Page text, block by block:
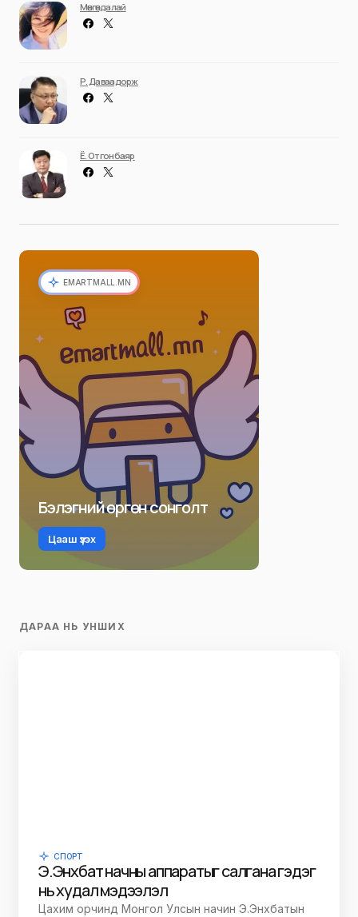
Мөнгөндалай
Р. Даваадорж
Ё. Отгонбаяр
EMARTMALL.MN
Бэлэгний өргөн сонголт
Цааш үзэх
ДАРАА НЬ УНШИХ
СПОРТ
Э.Энхбат начны аппаратыг салгана гэдэг
нь худал мэдээлэл
Цахим орчинд Монгол Улсын начин Э.Энхбатын